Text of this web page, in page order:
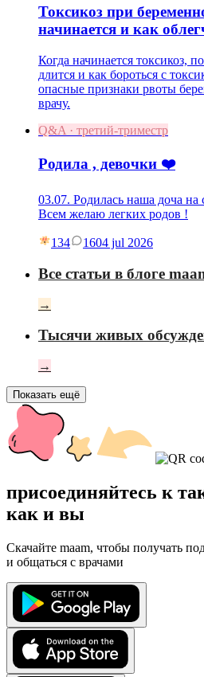
Токсикоз при
начинается и как
Когда начинается токсикоз,
длится и как бороться с
опасные признаки рвоты
врачу.
Q&A · третий-триместр
Родила , девочки ❤️
03.07. Родилась наша доча на
Всем желаю легких родов !
134 1604 jul 2026
Все статьи в блоге
→
Тысячи живых
→
Показать ещё
присоединяйтесь к
как и вы
Скачайте maam, чтобы получать
и общаться с врачами